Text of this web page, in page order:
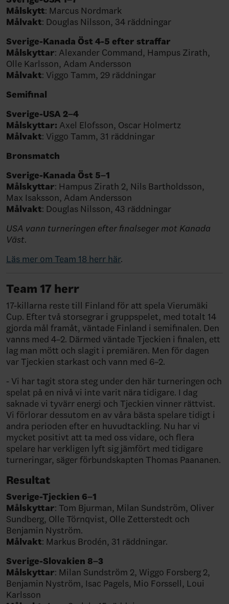
Målskytt: Marcus Nordmark⁠
Målvakt: Douglas Nilsson, 34 räddningar⁠
Sverige-Kanada Öst 4-5 efter straffar
Målskyttar: Alexander Command, Hampus Zirath,
Olle Karlsson, Adam Andersson
Målvakt: Viggo Tamm, 29 räddningar
Semifinal
Sverige-USA 2–4
Målskyttar: Axel Elofsson, Oscar Holmertz
Målvakt: Viggo Tamm, 31 räddningar
Bronsmatch
Sverige-Kanada Öst 5–1
Målskyttar: Hampus Zirath 2, Nils Bartholdsson,
Max Isaksson, Adam Andersson⁠
Målvakt: Douglas Nilsson, 43 räddningar
USA vann turneringen efter finalseger mot Kanada
Väst.
Läs mer om Team 18 herr här.
Team 17 herr
17-killarna reste till Finland för att spela Vierumäki
Cup. Efter två storsegrar i gruppspelet, med totalt 14
gjorda mål framåt, väntade Finland i semifinalen. Den
vanns med 4–2. Därmed väntade Tjeckien i finalen, ett
lag man mött och slagit i premiären. Men för dagen
var Tjeckien starkast och vann med 6–2.
- Vi har tagit stora steg under den här turneringen och
spelat på en nivå vi inte varit nära tidigare. I dag
saknade vi tyvärr energi och Tjeckien vinner rättvist.
Vi förlorar dessutom en av våra bästa spelare tidigt i
andra perioden efter en huvudtackling. Nu har vi
mycket positivt att ta med oss vidare, och flera
spelare har verkligen lyft sig jämfört med tidigare
turneringar, säger förbundskapten Thomas Paananen.
Resultat
Sverige-Tjeckien 6–1
Målskyttar: Tom Bjurman, Milan Sundström, Oliver
Sundberg, Olle Törnqvist, Olle Zetterstedt och
Benjamin Nyström.
Målvakt: Markus Brodén, 31 räddningar.
Sverige-Slovakien 8–3
Målskyttar: Milan Sundström 2, Wiggo Forsberg 2,
Benjamin Nyström, Isac Pagels, Mio Forssell, Loui
Karlsson